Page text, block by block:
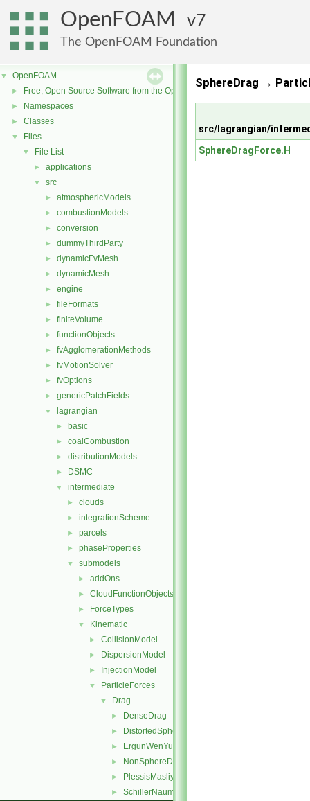
OpenFOAM 7
The OpenFOAM Foundation
▼ OpenFOAM
► Free, Open Source Software from the OpenFOAM Foundation
► Namespaces
► Classes
▼ Files
▼ File List
► applications
▼ src
► atmosphericModels
► combustionModels
► conversion
► dummyThirdParty
► dynamicFvMesh
► dynamicMesh
► engine
► fileFormats
► finiteVolume
► functionObjects
► fvAgglomerationMethods
► fvMotionSolver
► fvOptions
► genericPatchFields
▼ lagrangian
► basic
► coalCombustion
► distributionModels
► DSMC
▼ intermediate
► clouds
► integrationScheme
► parcels
► phaseProperties
▼ submodels
► addOns
► CloudFunctionObjects
► ForceTypes
▼ Kinematic
► CollisionModel
► DispersionModel
► InjectionModel
▼ ParticleForces
▼ Drag
► DenseDrag
► DistortedSphereDrag
► ErgunWenYuDrag
► NonSphereDrag
► PlessisMasliyahDrag
► SchillerNaumannDrag
SphereDrag →
src/lagrangian/
SphereDragForce.H